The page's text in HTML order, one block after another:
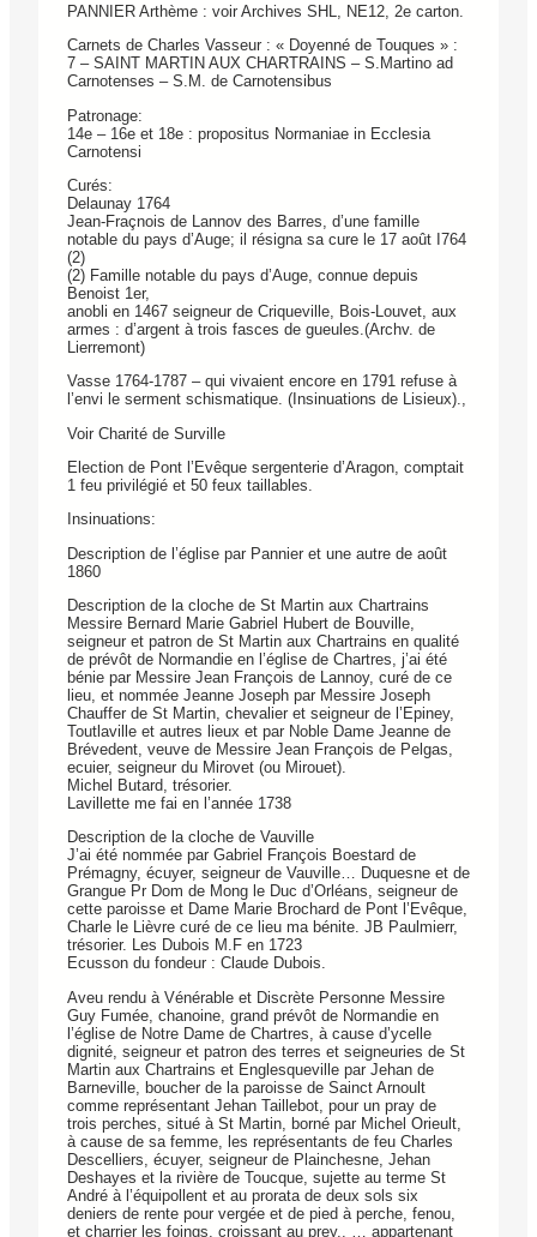
PANNIER Arthème : voir Archives SHL, NE12, 2e carton.
Carnets de Charles Vasseur : « Doyenné de Touques » :
7 – SAINT MARTIN AUX CHARTRAINS – S.Martino ad
Carnotenses – S.M. de Carnotensibus
Patronage:
14e – 16e et 18e : propositus Normaniae in Ecclesia
Carnotensi
Curés:
Delaunay 1764
Jean-Fraçnois de Lannov des Barres, d’une famille
notable du pays d’Auge; il résigna sa cure le 17 août I764
(2)
(2) Famille notable du pays d’Auge, connue depuis
Benoist 1er,
anobli en 1467 seigneur de Criqueville, Bois-Louvet, aux
armes : d’argent à trois fasces de gueules.(Archv. de
Lierremont)
Vasse 1764-1787 – qui vivaient encore en 1791 refuse à
l’envi le serment schismatique. (Insinuations de Lisieux).,
Voir Charité de Surville
Election de Pont l’Evêque sergenterie d’Aragon, comptait
1 feu privilégié et 50 feux taillables.
Insinuations:
Description de l’église par Pannier et une autre de août
1860
Description de la cloche de St Martin aux Chartrains
Messire Bernard Marie Gabriel Hubert de Bouville,
seigneur et patron de St Martin aux Chartrains en qualité
de prévôt de Normandie en l’église de Chartres, j’ai été
bénie par Messire Jean François de Lannoy, curé de ce
lieu, et nommée Jeanne Joseph par Messire Joseph
Chauffer de St Martin, chevalier et seigneur de l’Epiney,
Toutlaville et autres lieux et par Noble Dame Jeanne de
Brévedent, veuve de Messire Jean François de Pelgas,
ecuier, seigneur du Mirovet (ou Mirouet).
Michel Butard, trésorier.
Lavillette me fai en l’année 1738
Description de la cloche de Vauville
J’ai été nommée par Gabriel François Boestard de
Prémagny, écuyer, seigneur de Vauville… Duquesne et de
Grangue Pr Dom de Mong le Duc d’Orléans, seigneur de
cette paroisse et Dame Marie Brochard de Pont l’Evêque,
Charle le Lièvre curé de ce lieu ma bénite. JB Paulmierr,
trésorier. Les Dubois M.F en 1723
Ecusson du fondeur : Claude Dubois.
Aveu rendu à Vénérable et Discrète Personne Messire
Guy Fumée, chanoine, grand prévôt de Normandie en
l’église de Notre Dame de Chartres, à cause d’ycelle
dignité, seigneur et patron des terres et seigneuries de St
Martin aux Chartrains et Englesqueville par Jehan de
Barneville, boucher de la paroisse de Sainct Arnoult
comme représentant Jehan Taillebot, pour un pray de
trois perches, situé à St Martin, borné par Michel Orieult,
à cause de sa femme, les représentants de feu Charles
Descelliers, écuyer, seigneur de Plainchesne, Jehan
Deshayes et la rivière de Toucque, sujette au terme St
André à l’équipollent et au prorata de deux sols six
deniers de rente pour vergée et de pied à perche, fenou,
et charrier les foings, croissant au prey.. … appartenant